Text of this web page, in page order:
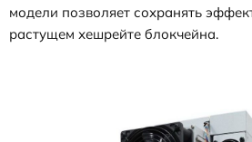
модели позволяет сохранять
растущем хешрейте блокчейна.